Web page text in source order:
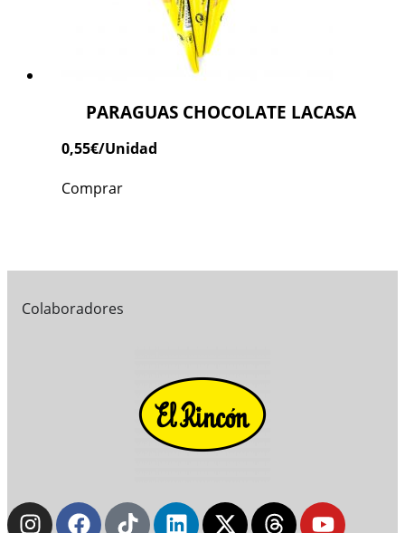
PARAGUAS CHOCOLATE LACASA
0,55€/Unidad
Comprar
Colaboradores